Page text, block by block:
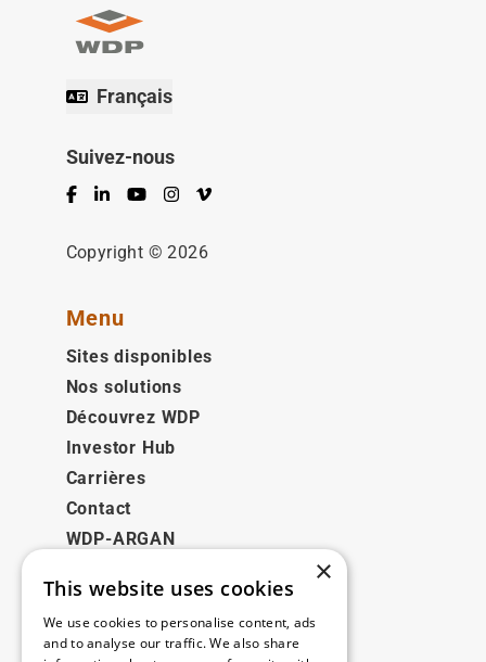
Français
Suivez-nous
Facebook
LinkedInYouTubeInstagram
Vimeo
Copyright © 2026
Menu
Sites disponibles
Nos solutions
Découvrez WDP
Investor Hub
Carrières
Contact
WDP-ARGAN
Juridique
Disclaimer
×
This website uses cookies
We use cookies to personalise content, ads
and to analyse our traffic. We also share